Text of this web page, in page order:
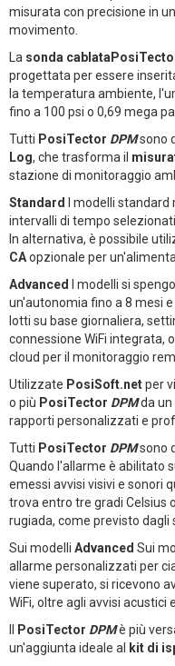
misurata con precisione in
movimento.
La sonda
progettata per essere
la temperatura ambiente,
fino a 100 psi o 0,69 mega
Tutti PosiTector DPMsono
Log, che trasforma il
stazione di monitoraggio
Standard I modelli
intervalli di tempo
In alternativa, è possibile
CAopzionale per
Advanced I modelli si
un'autonomia fino a 8 mesi
lotti su base giornaliera,
connessione WiFi integrata,
cloud per il monitoraggio
Utilizzate PosiSoft.netper
o più PosiTector DPMda un
rapporti personalizzati e
Tutti PosiTector DPMsono
Quando l'allarme è abilitato
emessi avvisi visivi e sonori
trova entro tre gradi Celsius
rugiada, come previsto dagli
Sui modelli Advanced Sui
allarme personalizzati per
viene superato, si ricevono
WiFi, oltre agli avvisi acustici
Il PosiTector DPMè più
un'aggiunta ideale al kit di